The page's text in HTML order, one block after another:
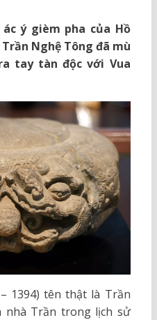
ý gièm pha của Hồ
Nghệ Tông đã mù
tay tàn độc với Vua
1394) tên thật là Trần
nhà Trần trong lịch sử